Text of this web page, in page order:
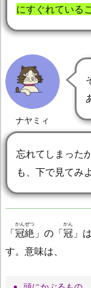
にすぐれている
ナヤミィ
忘れてしまった
も、下で見てみ
「冠絶
かんぜつ
」の「冠
かん
」
す。意味は、